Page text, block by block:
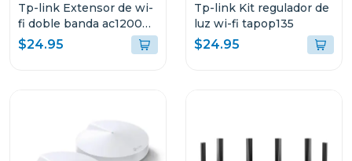
Tp-link Extensor de wi-
fi doble banda ac1200
e30
$24.95
Tp-link Kit regulador de
luz wi-fi tapop135
$24.95